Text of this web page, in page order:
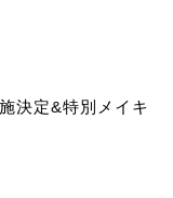
決定&特別メイキ